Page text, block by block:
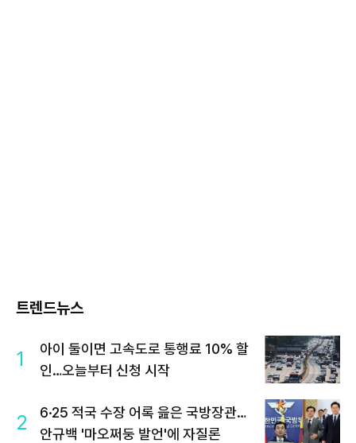
트렌드뉴스
1
아이 둘이면 고속도로 통행료 10% 할
인…오늘부터 신청 시작
2
6·25 적국 수장 어록 읊은 국방장관…
안규백 '마오쩌둥 발언'에 자질론